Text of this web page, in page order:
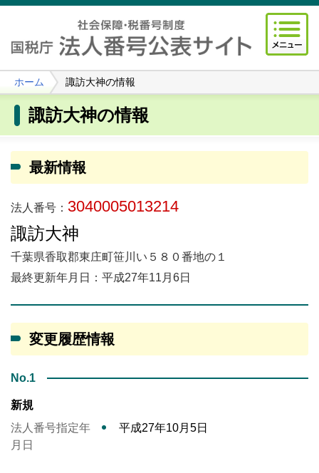
ホーム 諏訪大神の情報
諏訪大神の情報
最新情報
法人番号： 3040005013214
諏訪大神
千葉県香取郡東庄町笹川い５８０番地の１
最終更新年月日：平成27年11月6日
変更履歴情報
No.1
新規
法人番号指定年
月日
平成27年10月5日